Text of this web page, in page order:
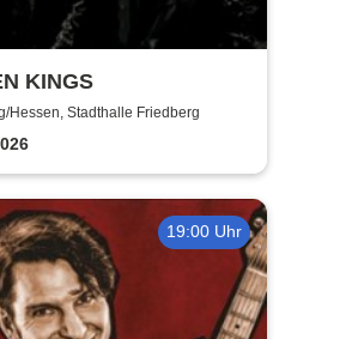
KINGS
Hessen, Stadthalle Friedberg
19:00 Uhr